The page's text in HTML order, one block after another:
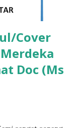
Cover
Doc (Ms